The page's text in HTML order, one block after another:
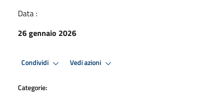
Data :
26 gennaio 2026
Condividi Vedi azioni
Categorie: